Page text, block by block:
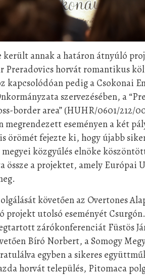
került annak a határon átnyúló
Preradovics horvát romantikus
kapcsolódóan pedig a Csokonai
szervezésében, a
border area” (HUHR/0601/212/
megrendezett eseményen a két
örömét fejezte ki, hogy újabb
megyei közgyűlés elnöke
össze a projektet, amely Európai
követően az Overtones
projekt utolsó eseményét
zárókonferenciát Füstös
Bíró Norbert, a Somogy
egyben a sikeres
horvát település, Pitomaca